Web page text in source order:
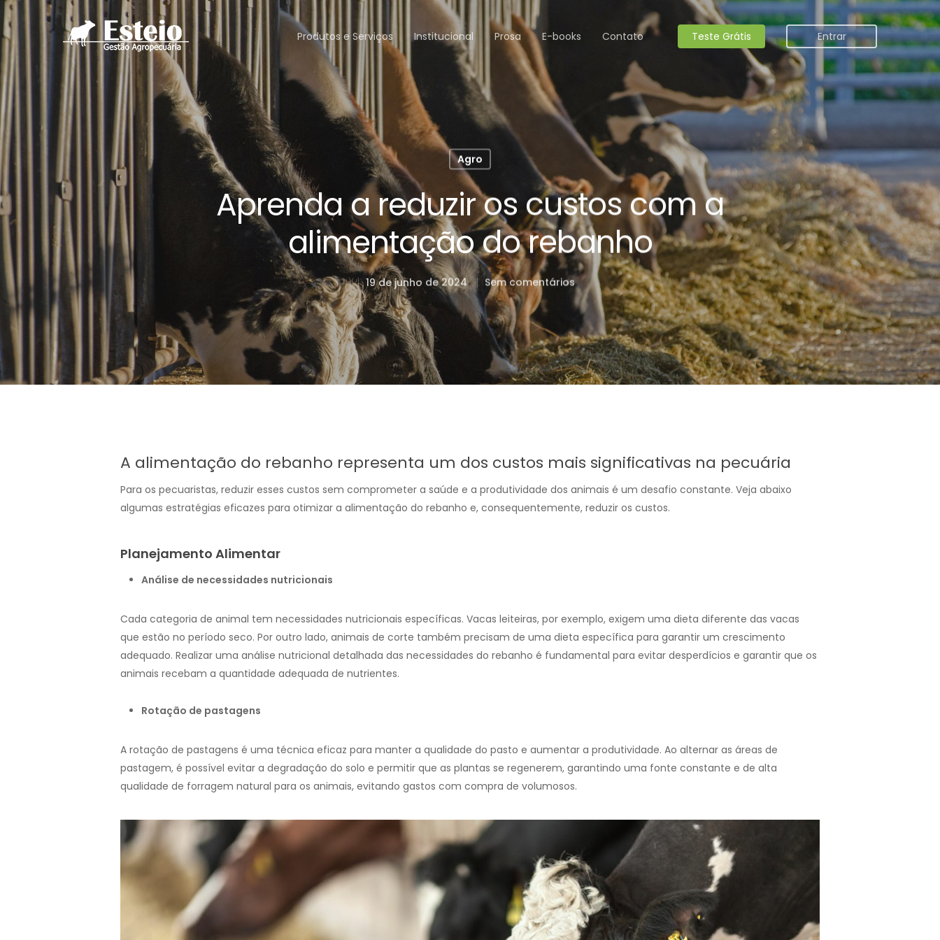
Produtos e Serviços Institucional Prosa E-books Contato Teste Grátis Entrar
Agro
Aprenda a reduzir os custos com a
alimentação do rebanho
19 de junho de 2024 Sem comentários
A alimentação do rebanho representa um dos custos mais significativas na pecuária
Para os pecuaristas, reduzir esses custos sem comprometer a saúde e a produtividade dos animais é um desafio constante. Veja abaixo
algumas estratégias eficazes para otimizar a alimentação do rebanho e, consequentemente, reduzir os custos.
Planejamento Alimentar
Análise de necessidades nutricionais
Cada categoria de animal tem necessidades nutricionais específicas. Vacas leiteiras, por exemplo, exigem uma dieta diferente das vacas
que estão no período seco. Por outro lado, animais de corte também precisam de uma dieta específica para garantir um crescimento
adequado. Realizar uma análise nutricional detalhada das necessidades do rebanho é fundamental para evitar desperdícios e garantir que os
animais recebam a quantidade adequada de nutrientes.
Rotação de pastagens
A rotação de pastagens é uma técnica eficaz para manter a qualidade do pasto e aumentar a produtividade. Ao alternar as áreas de
pastagem, é possível evitar a degradação do solo e permitir que as plantas se regenerem, garantindo uma fonte constante e de alta
qualidade de forragem natural para os animais, evitando gastos com compra de volumosos.